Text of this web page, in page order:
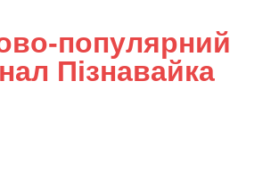
популярний
Пізнавайка